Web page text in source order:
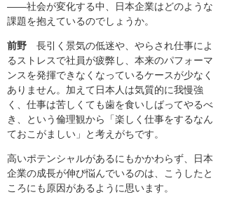
――社会が変化する中、日本企業はどのような
課題を抱えているのでしょうか。
前野 長引く景気の低迷や、やらされ仕事によ
るストレスで社員が疲弊し、本来のパフォーマ
ンスを発揮できなくなっているケースが少なく
ありません。加えて日本人は気質的に我慢強
く、仕事は苦しくても歯を食いしばってやるべ
き、という倫理観から「楽しく仕事をするなん
ておこがましい」と考えがちです。
高いポテンシャルがあるにもかかわらず、日本
企業の成長が伸び悩んでいるのは、こうしたと
ころにも原因があるように思います。